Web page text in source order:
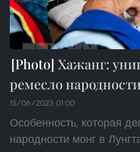
Хажанг:
ремесло
15/06/2023 01:00
Особенность, которая
народности монг в